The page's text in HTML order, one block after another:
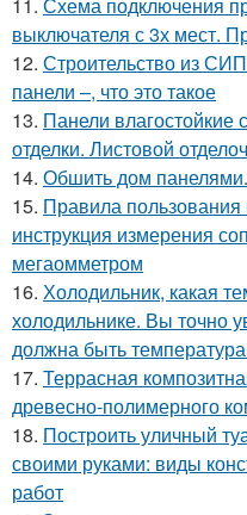
выключателя с 3х мест.
12. Строительство из
панели –, что это такое
13. Панели влагостойкие
отделки. Листовой
14. Обшить дом
15. Правила
инструкция измерения
мегаомметром
16. Холодильник, какая
холодильнике. Вы точно
должна быть
17. Террасная
древесно-полимерного
18. Построить уличный
своими руками: виды
работ